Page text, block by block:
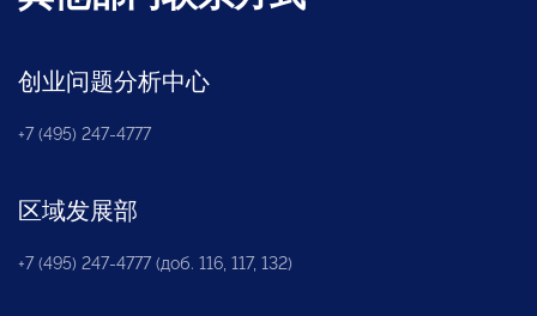
创业问题分析中心
+7 (495) 247-4777
区域发展部
+7 (495) 247-4777 (доб. 116, 117, 132)